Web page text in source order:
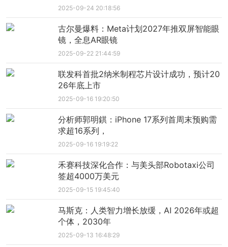
2025-09-24 20:18:56
古尔曼爆料：Meta计划2027年推双屏智能眼
镜，全息AR眼镜
2025-09-22 21:44:59
联发科首批2纳米制程芯片设计成功，预计20
26年底上市
2025-09-16 19:20:50
分析师郭明錤：iPhone 17系列首周末预购需
求超16系列，
2025-09-16 19:19:22
禾赛科技深化合作：与美头部Robotaxi公司
签超4000万美元
2025-09-15 19:45:40
马斯克：人类智力增长放缓，AI 2026年或超
个体，2030年
2025-09-13 16:48:29